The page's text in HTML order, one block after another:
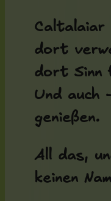
Caltalaiar
dort
dort Sinn
Und auch
genießen.
All das,
keinen